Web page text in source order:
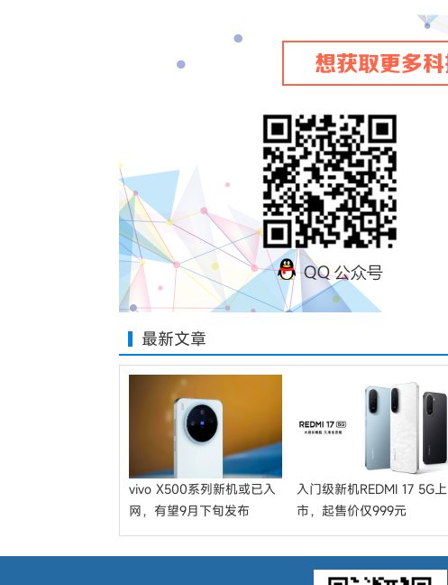
最新文章
vivo X500系列新机或已入
网，有望9月下旬发布
入门级新机REDMI 17 5G上
市，起售价仅999元